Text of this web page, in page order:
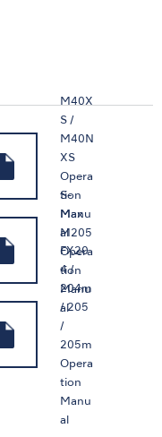
M40X
S /
M40N
XS
Opera
tion
Manu
al
S-
Max
M205
Opera
tion
Manu
al
FX20
4 /
204m
/ 205
/
205m
Opera
tion
Manu
al